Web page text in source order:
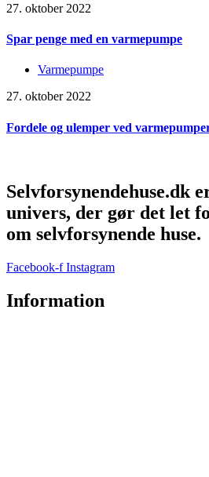
27. oktober 2022
Spar penge med en varmepumpe
Varmepumpe
27. oktober 2022
Fordele og ulemper ved
Selvforsynendehuse.dk
univers, der gør det let
om selvforsynende huse.
Facebook-f Instagram
Information